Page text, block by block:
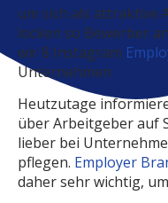
um sich als attraktive
locken so Bewerber
wir 8 Instagram
Unternehmen
Heutzutage
über Arbeitgeber auf
lieber bei
pflegen. Employer
daher sehr wichtig,